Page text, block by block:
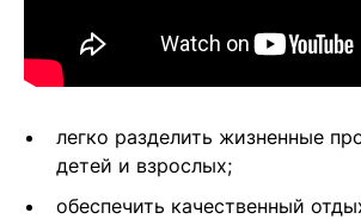
легко разделить жизненные
детей и взрослых;
обеспечить качественный